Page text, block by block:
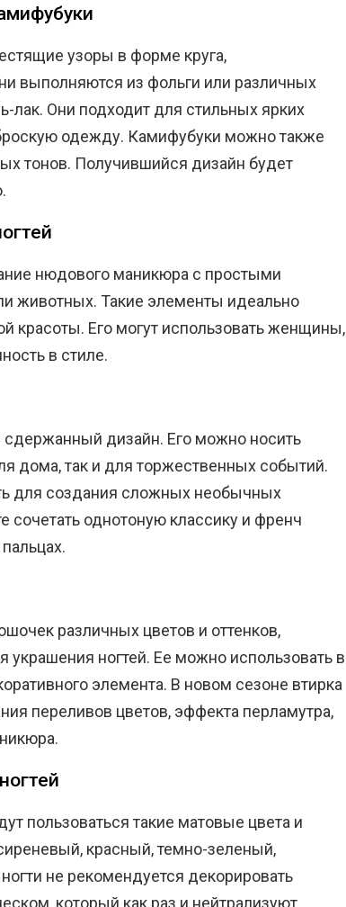
узоры в форме круга,
выполняются из фольги или различных
лак. Они подходит для стильных ярких
одежду. Камифубуки можно также
тонов. Получившийся дизайн будет
нюдового маникюра с простыми
животных. Такие элементы идеально
красоты. Его могут использовать женщины,
в стиле.
дизайн. Его можно носить
дома, так и для торжественных событий.
для создания сложных необычных
однотоную классику и френч
различных цветов и оттенков,
ногтей. Ее можно использовать в
элемента. В новом сезоне втирка
переливов цветов, эффекта перламутра,
пользоваться такие матовые цвета и
красный, темно-зеленый,
не рекомендуется декорировать
который как раз и нейтрализуют